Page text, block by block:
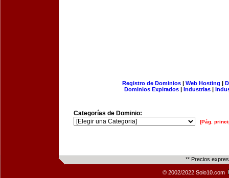
Registro de Dominios| Web Hosting |
Dominios Expirados | Industrias |
Categorías de Dominio:
[Pág.
** Precios
© 2002/2022 Solo10.com